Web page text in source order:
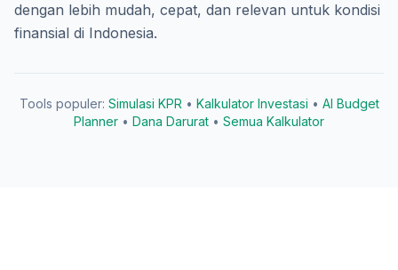
dengan lebih mudah, cepat, dan relevan untuk kondisi
finansial di Indonesia.
Tools populer: Simulasi KPR • Kalkulator Investasi • AI Budget
Planner • Dana Darurat • Semua Kalkulator